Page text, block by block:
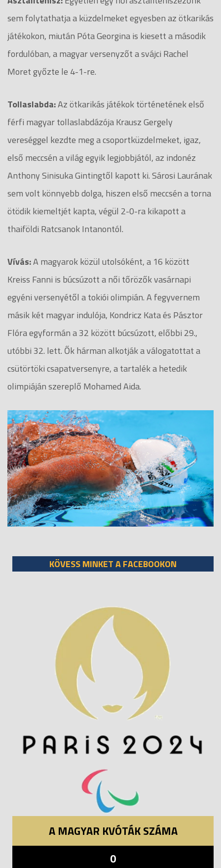
sem folytathatja a küzdelmeket egyesben az ötkarikás
játékokon, miután Póta Georgina is kiesett a második
fordulóban, a magyar versenyzőt a svájci Rachel
Moret győzte le 4-1-re.
Tollaslabda:Az ötkarikás játékok történetének első
férfi magyar tollaslabdázója Krausz Gergely
vereséggel kezdte meg a csoportküzdelmeket, igaz,
első meccsén a világ egyik legjobbjától, az indonéz
Anthony Sinisuka Gintingtől kapott ki. Sárosi Laurának
sem volt könnyebb dolga, hiszen első meccsén a torna
ötödik kiemeltjét kapta, végül 2-0-ra kikapott a
thaiföldi Ratcsanok Intanontól.
Vívás:A magyarok közül utolsóként, a 16 között
Kreiss Fanni is búcsúzott a női tőrözők vasárnapi
egyéni versenyétől a tokiói olimpián. A fegyvernem
másik két magyar indulója, Kondricz Kata és Pásztor
Flóra egyformán a 32 között búcsúzott, előbbi 29.,
utóbbi 32. lett. Ők hárman alkotják a válogatottat a
csütörtöki csapatversenyre, a tartalék a hetedik
olimpiáján szereplő Mohamed Aida.
KÖVESS MINKET A FACEBOOKON
A MAGYAR KVÓTÁK SZÁMA
0